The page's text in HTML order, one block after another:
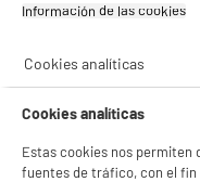
Información de las cookies‎
Cookies analíticas
Cookies analíticas
Estas cookies nos permiten
fuentes de tráfico, con el